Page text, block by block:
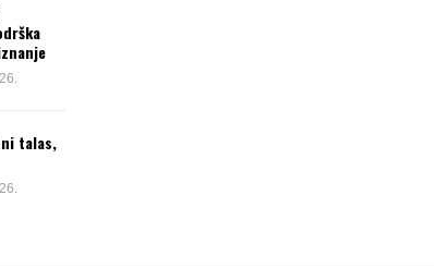
talas,